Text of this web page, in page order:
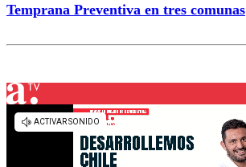
Temprana Preventiva en tres comunas